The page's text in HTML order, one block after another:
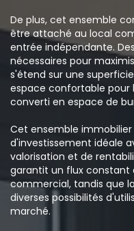
De plus, cet ensemble
être attaché au local
entrée indépendante.
nécessaires pour
s'étend sur une
espace confortable pour
converti en espace de
Cet ensemble
d'investissement idéale
valorisation et de
garantit un flux constant
commercial, tandis que
diverses possibilités
marché.